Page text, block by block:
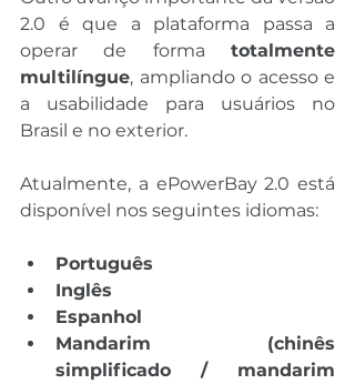
2.0 é que a plataforma passa a
operar de forma totalmente
multilíngue, ampliando o acesso e
a usabilidade para usuários no
Brasil e no exterior.
Atualmente, a ePowerBay 2.0 está
disponível nos seguintes idiomas:
Português
Inglês
Espanhol
Mandarim (chinês
simplificado / mandarim